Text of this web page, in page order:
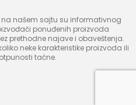
na našem sajtu su informativnog
ponuđenih proizvoda
prethodne najave i obaveštenja.
neke karakteristike proizvoda ili
tačne.